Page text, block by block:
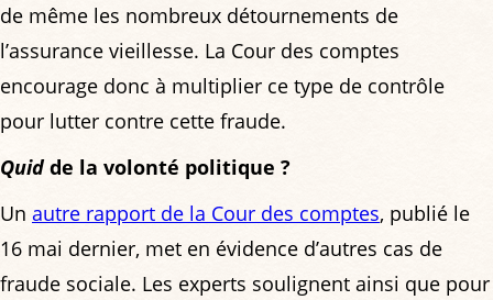
de même les nombreux détournements de
l’assurance vieillesse. La Cour des comptes
encourage donc à multiplier ce type de contrôle
pour lutter contre cette fraude.
Quidde la volonté politique ?
Un autre rapport de la Cour des comptes, publié le
16 mai dernier, met en évidence d’autres cas de
fraude sociale. Les experts soulignent ainsi que pour